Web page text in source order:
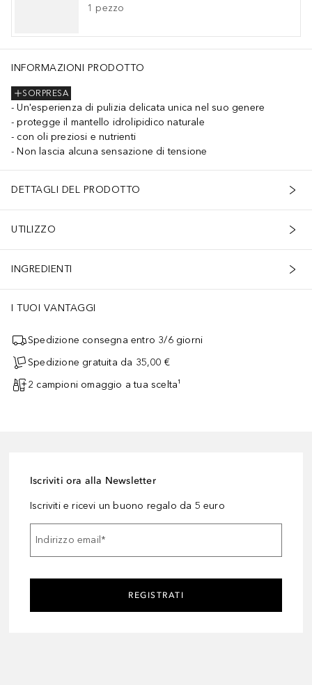
1 pezzo
INFORMAZIONI PRODOTTO
SORPRESA
Un'esperienza di pulizia delicata unica nel suo genere
protegge il mantello idrolipidico naturale
con oli preziosi e nutrienti
Non lascia alcuna sensazione di tensione
DETTAGLI DEL PRODOTTO
UTILIZZO
INGREDIENTI
I TUOI VANTAGGI
Spedizione consegna entro 3/6 giorni
Spedizione gratuita da 35,00 €
2 campioni omaggio a tua scelta¹
Iscriviti ora alla Newsletter
Iscriviti e ricevi un buono regalo da 5 euro
Indirizzo email*
REGISTRATI